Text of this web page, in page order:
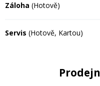
Záloha (Hotově)
Servis (Hotově, Kartou)